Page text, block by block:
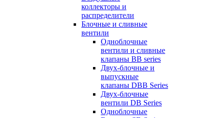
коллекторы и
распределители
Блочные и сливные
вентили
Одноблочные
вентили и сливные
клапаны BB series
Двух-блочные и
выпускные
клапаны DBB Series
Двух-блочные
вентили DB Series
Одноблочные